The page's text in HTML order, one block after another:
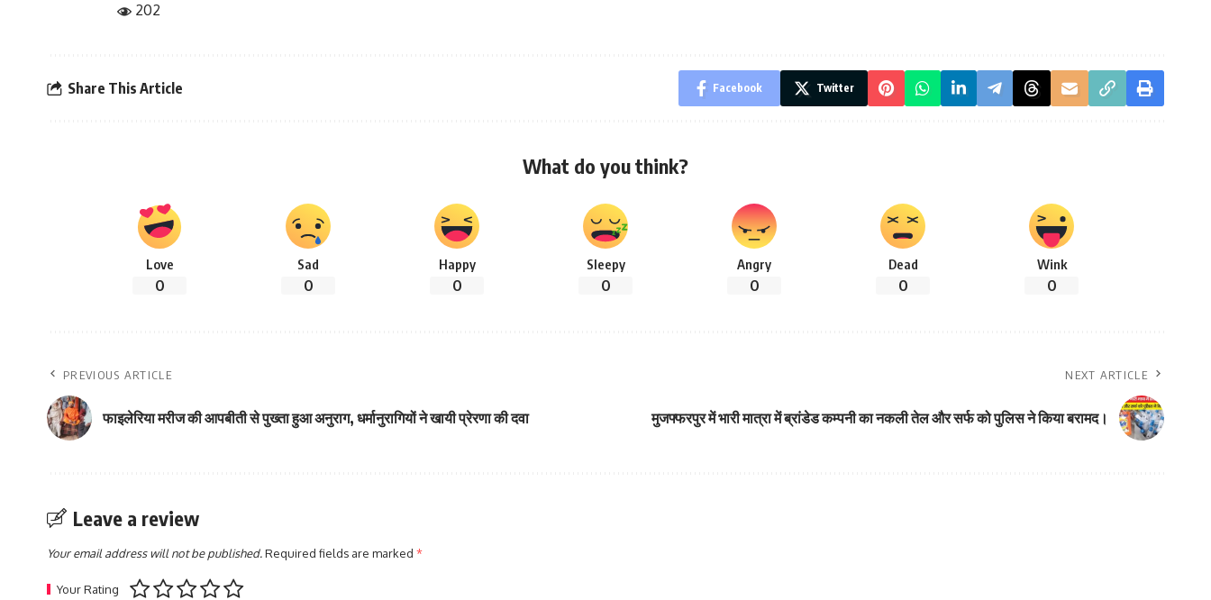
202
Share This Article Facebook Twitter
What do you think?
Love
0
Sad
0
Happy
0
Sleepy
0
Angry
0
Dead
0
Wink
0
PREVIOUS ARTICLE
फाइलेरिया मरीज की आपबीती से पुख्ता हुआ अनुराग, धर्मानुरागियों ने खायी प्रेरणा की दवा
NEXT ARTICLE
मुजफ्फरपुर में भारी मात्रा में ब्रांडेड कम्पनी का नकली तेल और सर्फ को पुलिस ने किया बरामद।
Leave a review
Your email address will not be published.Required fields are marked *
Your Rating